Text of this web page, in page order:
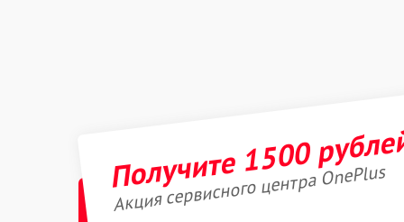
Получите 1500
Акция сервисного центра OnePlus